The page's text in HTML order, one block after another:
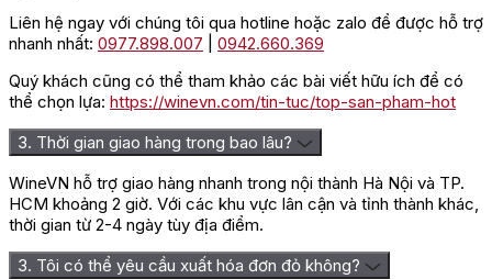
Liên hệ ngay với chúng tôi qua hotline hoặc zalo để được hỗ trợ
nhanh nhất: 0977.898.007
0942.660.369
Quý khách cũng có thể tham khảo các bài viết hữu ích để có
thể chọn lựa: https://winevn.com/tin-tuc/top-san-pham-hot
3. Thời gian giao hàng trong bao lâu?
WineVN hỗ trợ giao hàng nhanh trong nội thành Hà Nội và TP.
HCM khoảng 2 giờ. Với các khu vực lân cận và tỉnh thành khác,
thời gian từ 2-4 ngày tùy địa điểm.
3. Tôi có thể yêu cầu xuất hóa đơn đỏ không?